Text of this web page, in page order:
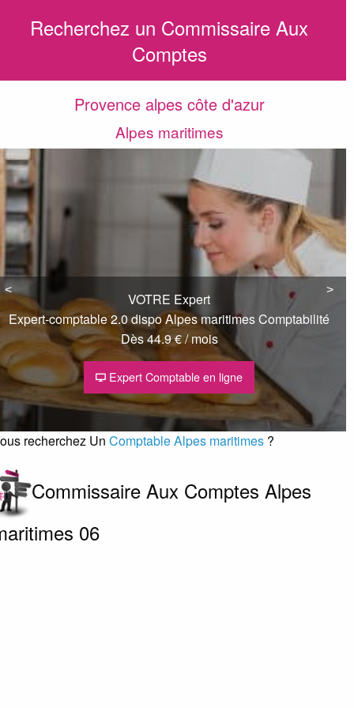
Recherchez un Commissaire Aux
Comptes
Provence alpes côte d'azur
Alpes maritimes
<
< >
>
VOTRE Expert
Expert-comptable 2.0 dispo Alpes maritimes Comptabilité
Dès 44.9 € / mois
Expert Comptable en ligne
recherchez Un Comptable Alpes maritimes ?
Commissaire Aux Comptes Alpes
06